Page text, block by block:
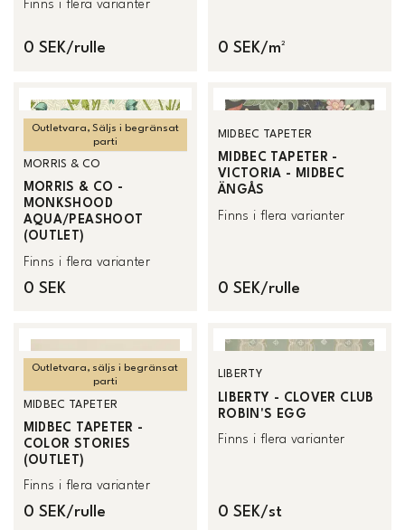
Finns i flera varianter
0 SEK/rulle 0 SEK/m²
Outletvara, Säljs i begränsat
parti
MORRIS & CO
MORRIS & CO -
MONKSHOOD
AQUA/PEASHOOT
(OUTLET)
Finns i flera varianter
0 SEK
MIDBEC TAPETER
MIDBEC TAPETER -
VICTORIA - MIDBEC
ÄNGÅS
Finns i flera varianter
0 SEK/rulle
Outletvara, säljs i begränsat
parti
MIDBEC TAPETER
MIDBEC TAPETER -
COLOR STORIES
(OUTLET)
Finns i flera varianter
0 SEK/rulle
LIBERTY
LIBERTY - CLOVER CLUB
ROBIN'S EGG
Finns i flera varianter
0 SEK/st